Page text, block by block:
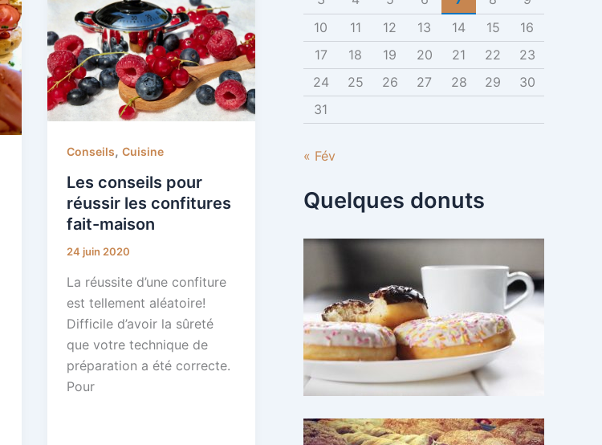
Conseils,Cuisine
Les conseils pour
réussir les confitures
fait-maison
24 juin 2020
La réussite d’une confiture
est tellement aléatoire!
Difficile d’avoir la sûreté
que votre technique de
préparation a été correcte.
Pour
10
11 12 13 14 15
16
17
18 19 20 21 22
23
24
25 26 27 28 29
30
31
« Fév
Quelques donuts